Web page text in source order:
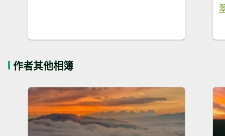
作者其他相簿